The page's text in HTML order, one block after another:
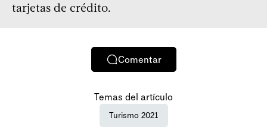
tarjetas de crédito.
Comentar
Temas del artículo
Turismo 2021